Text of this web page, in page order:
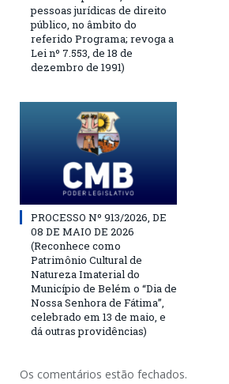
pessoas jurídicas de direito
público, no âmbito do
referido Programa; revoga a
Lei nº 7.553, de 18 de
dezembro de 1991)
PROCESSO Nº 913/2026, DE
08 DE MAIO DE 2026
(Reconhece como
Patrimônio Cultural de
Natureza Imaterial do
Município de Belém o “Dia de
Nossa Senhora de Fátima”,
celebrado em 13 de maio, e
dá outras providências)
Os comentários estão fechados.